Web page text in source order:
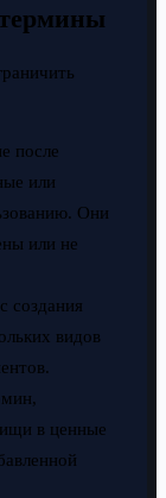
после
или
Они
или не
создания
видов
в ценные